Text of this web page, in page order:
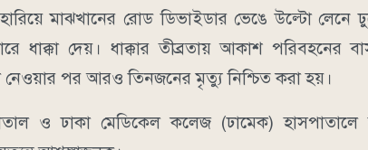
হারিয়ে মাঝখানের রোড ডিভাইডার ভেঙে উল্টো
ধাক্কা দেয়। ধাক্কার তীব্রতায় আকাশ পরিবহনের
নেওয়ার পর আরও তিনজনের মৃত্যু নিশ্চিত করা হয়।
ও ঢাকা মেডিকেল কলেজ (ঢামেক) হাসপাতালে